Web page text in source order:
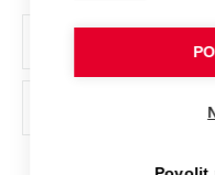
Ochrana osobních údajů
odkaz)